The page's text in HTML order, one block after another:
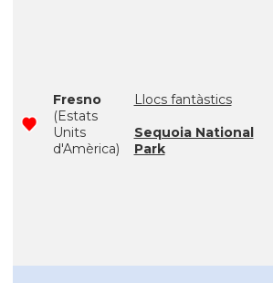
Fresno
(Estats
Units
d'Amèrica)
Llocs fantàstics
Sequoia National
Park